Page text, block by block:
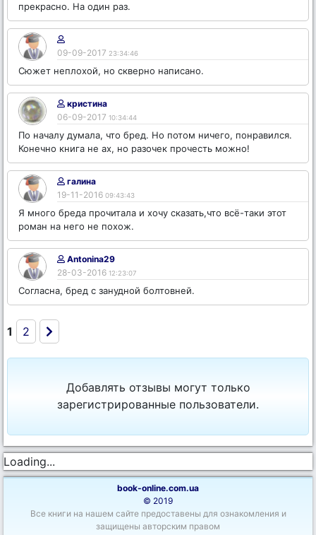
прекрасно. На один раз.
09-09-2017 23:34:46
Сюжет неплохой, но скверно написано.
кристина
06-09-2017 10:34:44
По началу думала, что бред. Но потом ничего, понравился.
Конечно книга не ах, но разочек прочесть можно!
галина
19-11-2016 09:43:43
Я много бреда прочитала и хочу сказать,что всё-таки этот
роман на него не похож.
Antonina29
28-03-2016 12:23:07
Согласна, бред с занудной болтовней.
1 2
Добавлять отзывы могут только
зарегистрированные пользователи.
Loading...
book-online.com.ua
© 2019
Все книги на нашем сайте предоставены для ознакомления и
защищены авторским правом